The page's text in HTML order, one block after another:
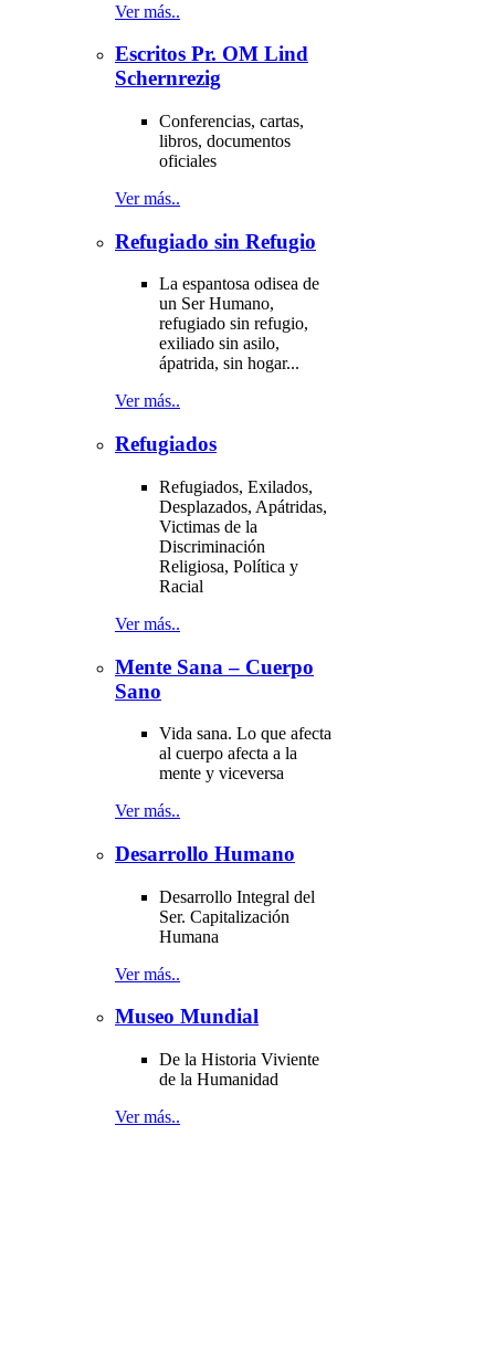
Ver más..
Escritos Pr. OM Lind
Schernrezig
Conferencias, cartas,
libros, documentos
oficiales
Ver más..
Refugiado sin Refugio
La espantosa odisea de
un Ser Humano,
refugiado sin refugio,
exiliado sin asilo,
ápatrida, sin hogar...
Ver más..
Refugiados
Refugiados, Exilados,
Desplazados, Apátridas,
Victimas de la
Discriminación
Religiosa, Política y
Racial
Ver más..
Mente Sana – Cuerpo
Sano
Vida sana. Lo que afecta
al cuerpo afecta a la
mente y viceversa
Ver más..
Desarrollo Humano
Desarrollo Integral del
Ser. Capitalización
Humana
Ver más..
Museo Mundial
De la Historia Viviente
de la Humanidad
Ver más..